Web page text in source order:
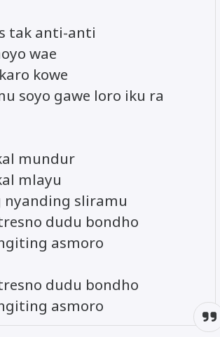
tak anti-anti
wae
kowe
soyo gawe loro iku ra
mundur
mlayu
nyanding sliramu
dudu bondho
asmoro
dudu bondho
asmoro